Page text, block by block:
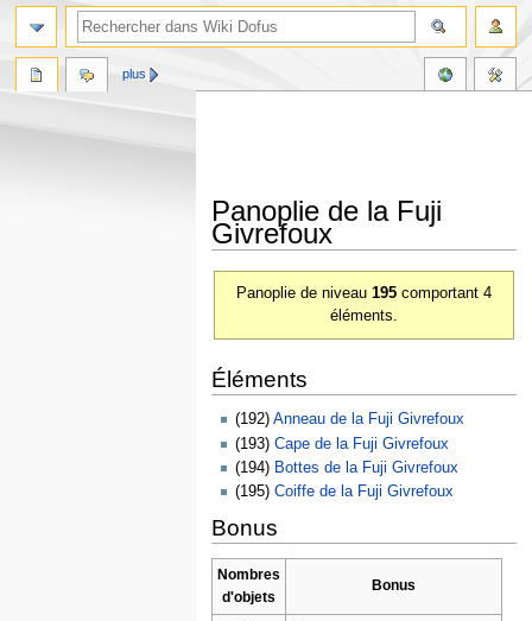
Panoplie de la Fuji
Givrefoux
Panoplie de niveau195 comportant 4
éléments.
Éléments
(192)Anneau de la Fuji Givrefoux
(193)Cape de la Fuji Givrefoux
(194) Bottes de la Fuji Givrefoux
(195)Coiffe de la Fuji Givrefoux
Bonus
Nombres
d'objets
Bonus
plus